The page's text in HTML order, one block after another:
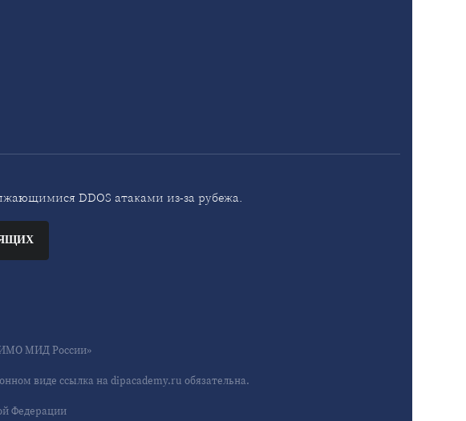
DDOS атаками из-за рубежа.
МИД России»
виде ссылка на dipacademy.ru обязательна.
Федерации